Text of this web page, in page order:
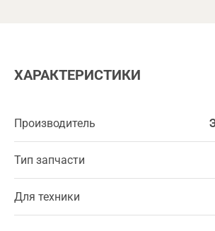
ХАРАКТЕРИСТИКИ
Производитель
Тип запчасти
Для техники